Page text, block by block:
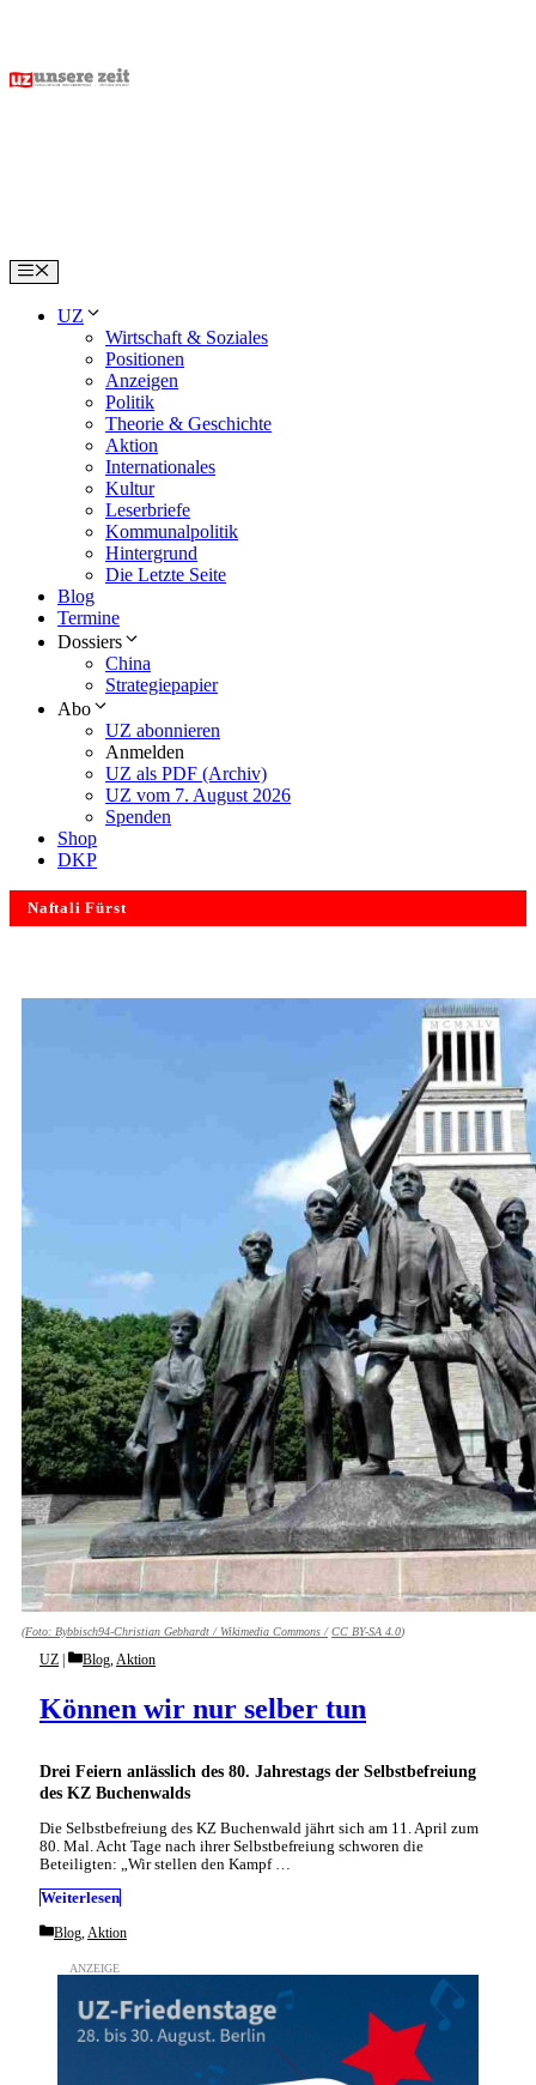
content
Menu
UZ
Wirtschaft & Soziales
Positionen
Anzeigen
Politik
Theorie & Geschichte
Aktion
Internationales
Kultur
Leserbriefe
Kommunalpolitik
Hintergrund
Die Letzte Seite
Blog
Termine
Dossiers
China
Strategiepapier
Abo
UZ abonnieren
Anmelden
UZ als PDF (Archiv)
UZ vom 7. August 2026
Spenden
Shop
DKP
Naftali Fürst
(Foto: Bybbisch94-Christian Gebhardt / Wikimedia Commons / CC BY-SA 4.0)
Drei Feiern anlässlich des 80. Jahrestags der Selbstbefreiung
des KZ Buchenwalds
Können wir nur selber tun
UZ Categories
Blog,Aktion
Die Selbstbefreiung des KZ Buchenwald jährt sich am 11. April zum
80. Mal. Acht Tage nach ihrer Selbstbefreiung schworen die
Beteiligten: „Wir stellen den Kampf …
Weiterlesen
Categories
Blog Aktion